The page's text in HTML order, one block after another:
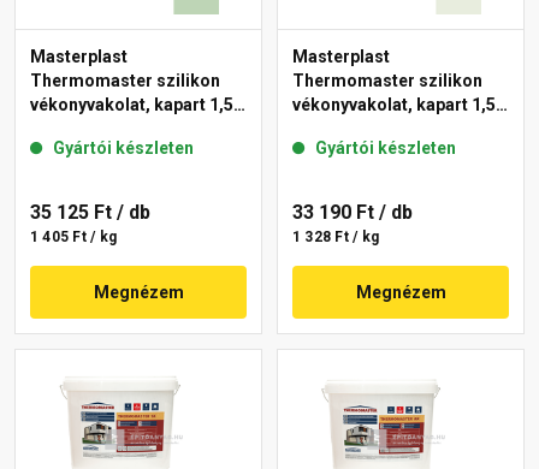
Masterplast
Thermomaster szilikon
vékonyvakolat, kapart 1,5
Gyártói készleten
35 125 Ft / db
1 405 Ft / kg
Megnézem
Masterplast
Thermomaster szilikon
vékonyvakolat, kapart 1,5
Gyártói készleten
33 190 Ft / db
1 328 Ft / kg
Megnézem